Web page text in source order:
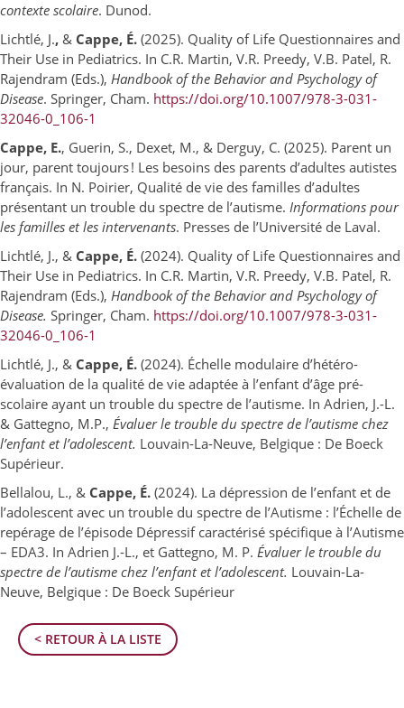
< RETOUR À LA LISTE
contexte scolaire. Dunod.
Lichtlé, J., & Cappe, É. (2025). Quality of Life Questionnaires and
Their Use in Pediatrics. In C.R. Martin, V.R. Preedy, V.B. Patel, R.
Rajendram (Eds.), Handbook of the Behavior and Psychology of
Disease. Springer, Cham. https://doi.org/10.1007/978-3-031-
32046-0_106-1
Cappe, E., Guerin, S., Dexet, M., & Derguy, C. (2025). Parent un
jour, parent toujours ! Les besoins des parents d’adultes autistes
français. In N. Poirier, Qualité de vie des familles d’adultes
présentant un trouble du spectre de l’autisme. Informations pour
les familles et les intervenants. Presses de l’Université de Laval.
Lichtlé, J., & Cappe, É. (2024). Quality of Life Questionnaires and
Their Use in Pediatrics. In C.R. Martin, V.R. Preedy, V.B. Patel, R.
Rajendram (Eds.), Handbook of the Behavior and Psychology of
Disease. Springer, Cham. https://doi.org/10.1007/978-3-031-
32046-0_106-1
Lichtlé, J., & Cappe, É. (2024). Échelle modulaire d’hétéro-
évaluation de la qualité de vie adaptée à l’enfant d’âge pré-
scolaire ayant un trouble du spectre de l’autisme. In Adrien, J.-L.
& Gattegno, M.P., Évaluer le trouble du spectre de l’autisme chez
l’enfant et l’adolescent. Louvain-La-Neuve, Belgique : De Boeck
Supérieur.
Bellalou, L., & Cappe, É. (2024). La dépression de l’enfant et de
l’adolescent avec un trouble du spectre de l’Autisme : l’Échelle de
repérage de l’épisode Dépressif caractérisé spécifique à l’Autisme
– EDA3. In Adrien J.-L., et Gattegno, M. P. Évaluer le trouble du
spectre de l’autisme chez l’enfant et l’adolescent. Louvain-La-
Neuve, Belgique : De Boeck Supérieur